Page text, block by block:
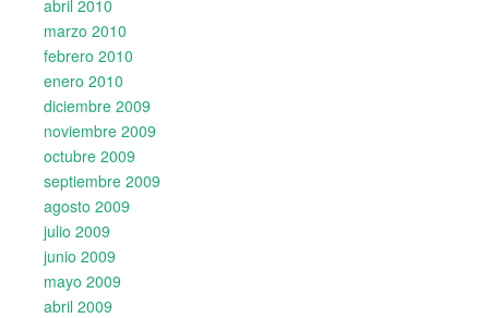
abril 2010
marzo 2010
febrero 2010
enero 2010
diciembre 2009
noviembre 2009
octubre 2009
septiembre 2009
agosto 2009
julio 2009
junio 2009
mayo 2009
abril 2009